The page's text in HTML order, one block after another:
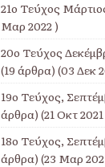
21ο Τεύχος
Μαρ 2022 )
20ο Τεύχος
(19 άρθρα) (03 Δεκ
19ο Τεύχος,
άρθρα) (21 Οκτ 2021
18ο Τεύχος,
άρθρα) (23 Μαρ